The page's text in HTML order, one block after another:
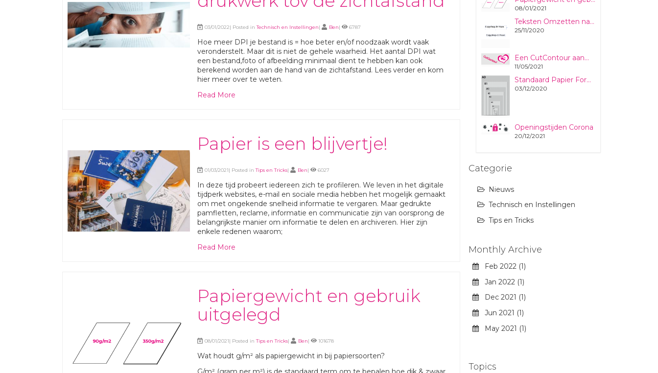
03/01/2022| Posted inTechnisch en Instellingen| Ben| 6787
Hoe meer DPI je bestand is = hoe beter en/of noodzaak wordt vaak
veronderstelt. Maar dit is niet de gehele waarheid. Het aantal DPI wat
een bestand,foto of afbeelding minimaal dient te hebben kan ook
berekend worden aan de hand van de zichtafstand. Lees verder en kom
hier meer over te weten.
Read More
Papier is een blijvertje!
01/03/2021| Posted inTips en Tricks| Ben| 6027
In deze tijd probeert iedereen zich te profileren. We leven in het digitale
tijdperk websites, e-mail en sociale media hebben het mogelijk gemaakt
om met ongekende snelheid informatie te vergaren. Maar gedrukte
pamfletten, reclame, informatie en communicatie zijn van oorsprong de
belangrijkste manier om informatie te delen en archiveren. Hier zijn
enkele redenen waarom;
Read More
Papiergewicht en gebruik
uitgelegd
08/01/2021| Posted inTips en Tricks| Ben| 101678
Wat houdt g/m² als papiergewicht in bij papiersoorten?
08/01/2021
Teksten Omzetten naar Lettercontouren
25/11/2020
Een CutContour aanmaken voor afwijkende vormen en formaten stickers en plaatmaterialen
11/05/2021
Standaard Papier Formaten uitgelegd
03/12/2020
Openingstijden Corona
20/12/2021
Categorie
Nieuws
Technisch en Instellingen
Tips en Tricks
Monthly Archive
Feb 2022 (1)
Jan 2022 (1)
Dec 2021 (1)
Jun 2021 (1)
May 2021 (1)
Topics